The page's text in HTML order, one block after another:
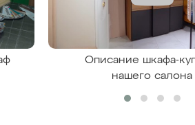
Описание шкафа-
нашего салона